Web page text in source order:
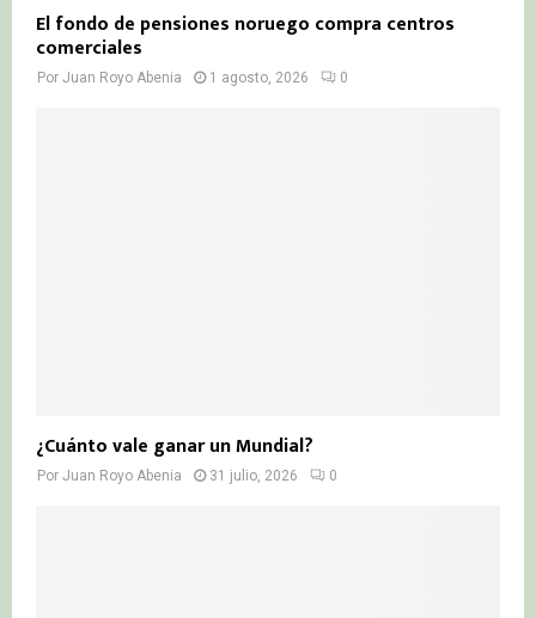
El fondo de pensiones noruego compra centros
comerciales
Por Juan Royo Abenia 1 agosto, 2026 0
¿Cuánto vale ganar un Mundial?
Por Juan Royo Abenia 31 julio, 2026 0